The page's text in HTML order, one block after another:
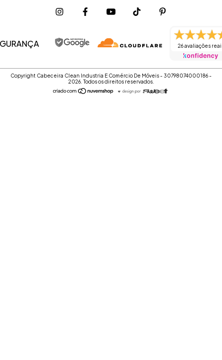
26 avaliações
Copyright Cabeceira Clean Industria E Comércio De Móveis - 30798074000186 -
2026. Todos os direitos reservados.